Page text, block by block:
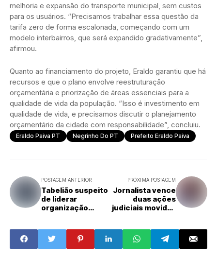
melhoria e expansão do transporte municipal, sem custos
para os usuários. “Precisamos trabalhar essa questão da
tarifa zero de forma escalonada, começando com um
modelo interbairros, que será expandido gradativamente”,
afirmou.
Quanto ao financiamento do projeto, Eraldo garantiu que há
recursos e que o plano envolve reestruturação
orçamentária e priorização de áreas essenciais para a
qualidade de vida da população. “Isso é investimento em
qualidade de vida, e precisamos discutir o planejamento
orçamentário da cidade com responsabilidade”, concluiu.
Eraldo Paiva PT Negrinho Do PT Prefeito Eraldo Paiva
POSTAGEM ANTERIOR
Tabelião suspeito
de liderar
organização
PRÓXIMA POSTAGEM
Jornalista vence
duas ações
judiciais movidas
liberdade de
expressão